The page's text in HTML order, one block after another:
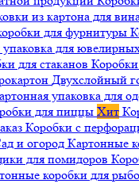
из картона для
для фурнитуры
для
для стаканов
Двухслойный
упаковка для
для пиццы Хит
Коробки с
и огород Картонные
для помидоров
коробки для